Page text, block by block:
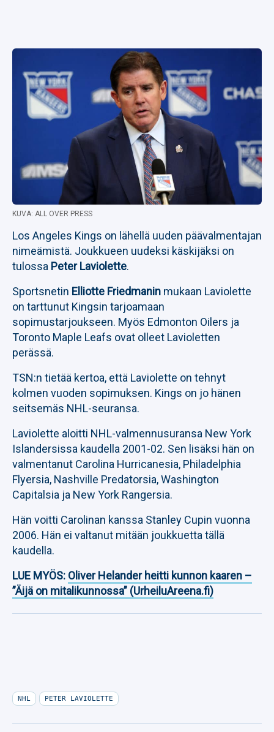
KUVA: ALL OVER PRESS
Los Angeles Kings on lähellä uuden päävalmentajan
nimeämistä. Joukkueen uudeksi käskijäksi on
tulossa Peter Laviolette.
Sportsnetin Elliotte Friedmanin mukaan Laviolette
on tarttunut Kingsin tarjoamaan
sopimustarjoukseen. Myös Edmonton Oilers ja
Toronto Maple Leafs ovat olleet Lavioletten
perässä.
TSN:n tietää kertoa, että Laviolette on tehnyt
kolmen vuoden sopimuksen. Kings on jo hänen
seitsemäs NHL-seuransa.
Laviolette aloitti NHL-valmennusuransa New York
Islandersissa kaudella 2001-02. Sen lisäksi hän on
valmentanut Carolina Hurricanesia, Philadelphia
Flyersia, Nashville Predatorsia, Washington
Capitalsia ja New York Rangersia.
Hän voitti Carolinan kanssa Stanley Cupin vuonna
2006. Hän ei valtanut mitään joukkuetta tällä
kaudella.
LUE MYÖS: Oliver Helander heitti kunnon kaaren –
”Äijä on mitalikunnossa” (UrheiluAreena.fi)
NHL PETER LAVIOLETTE